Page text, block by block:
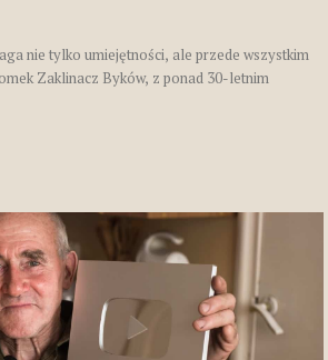
nie tylko umiejętności, ale przede wszystkim
Zaklinacz Byków, z ponad 30-letnim